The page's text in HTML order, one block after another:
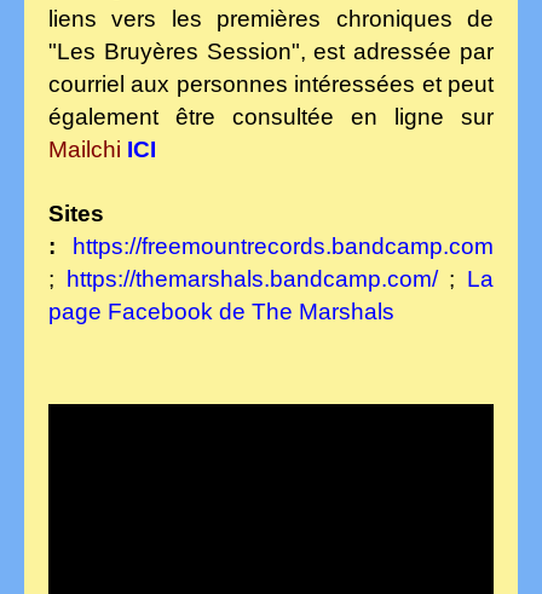
liens vers les premières chroniques de
"Les Bruyères Session", est adressée par
courriel aux personnes intéressées et peut
également être consultée en ligne sur
Mailchi ICI
Sites
:
https://freemountrecords.bandcamp.com
; https://themarshals.bandcamp.com/; La
page Facebook de The Marshals